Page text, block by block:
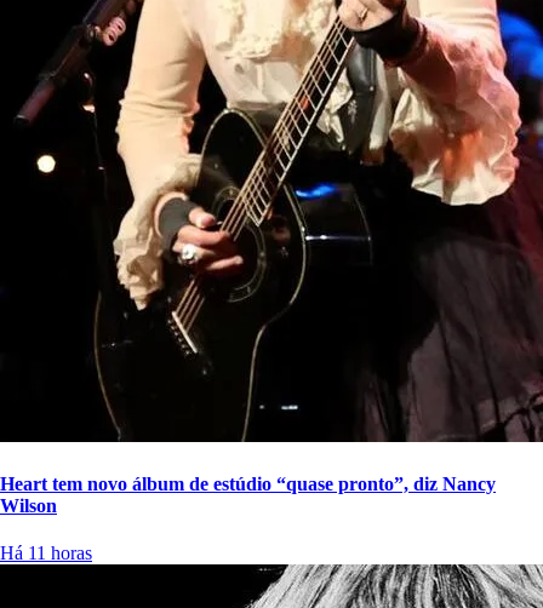
Heart tem novo álbum de estúdio “quase pronto”, diz Nancy
Wilson
Há 11 horas